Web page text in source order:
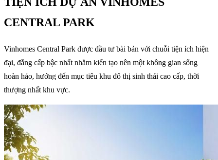
CENTRAL PARK
Vinhomes Central Park được đầu tư bài bản với chuỗi tiện ích hiện
đại, đẳng cấp bậc nhất nhằm kiến tạo nên một không gian sống
hoàn hảo, hướng đến mục tiêu khu đô thị sinh thái cao cấp, thời
thượng nhất khu vực.